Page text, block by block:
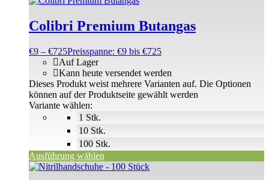
Colibri Premium Butangas
€9 – €725Preisspanne: €9 bis €725
1 Stk.
10 Stk.
100 Stk.
Auf Lager
Kann heute versendet werden
Variante wählen:
Ausführung wählen
Dieses Produkt weist mehrere Varianten auf. Die Optionen
können auf der Produktseite gewählt werden